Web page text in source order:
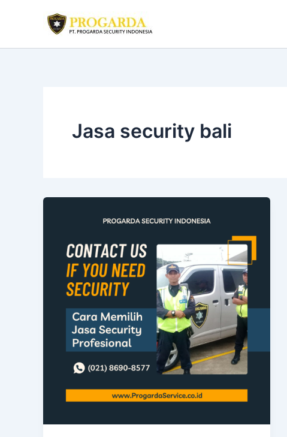
Jasa security bali